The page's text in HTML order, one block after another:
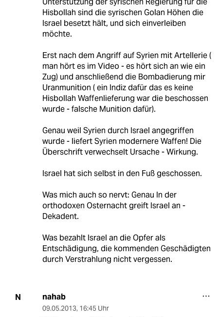
Hisbollah sind die syrischen Golan Höhen die
Israel besetzt hält, und sich einverleiben
möchte.
Erst nach dem Angriff auf Syrien mit Artellerie (
man hört es im Video - es hört sich an wie ein
Zug) und anschließend die Bombadierung mir
Uranmunition ( ein Indiz dafür das es keine
Hisbollah Waffenlieferung war die beschossen
wurde - falsche Munition dafür).
Genau weil Syrien durch Israel angegriffen
wurde - liefert Syrien modernere Waffen! Die
Überschrift verwechselt Ursache - Wirkung.
Israel hat sich selbst in den Fuß geschossen.
Was mich auch so nervt: Genau In der
orthodoxen Osternacht greift Israel an -
Dekadent.
Was bezahlt Israel an die Opfer als
Entschädigung, die kommenden Geschädigten
durch Verstrahlung nicht vergessen.
N nahab
09.05.2013, 16:45 Uhr